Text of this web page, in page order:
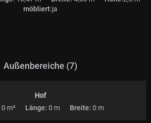
möbliert:ja
Außenbereiche (7)
Hof
0 m² Länge: 0 m Breite: 0 m